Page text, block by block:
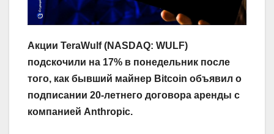
Акции TeraWulf (NASDAQ: WULF)
подскочили на 17% в понедельник после
того, как бывший майнер Bitcoin объявил о
подписании 20-летнего договора аренды с
компанией Anthropic.